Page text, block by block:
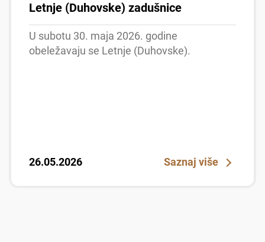
Letnje (Duhovske) zadušnice
U subotu 30. maja 2026. godine
obeležavaju se Letnje (Duhovske).
26.05.2026 Saznaj više